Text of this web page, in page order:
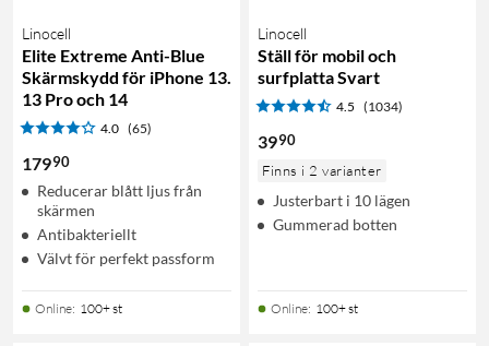
Linocell
Elite Extreme Anti-Blue
Skärmskydd för iPhone 13.
13 Pro och 14
4.0 (65)
17990
Reducerar blått ljus från
skärmen
Antibakteriellt
Välvt för perfekt passform
Online: 100+ st
Linocell
Ställ för mobil och
surfplatta Svart
4.5 (1034)
3990
Finns i 2 varianter
Justerbart i 10 lägen
Gummerad botten
Online: 100+ st